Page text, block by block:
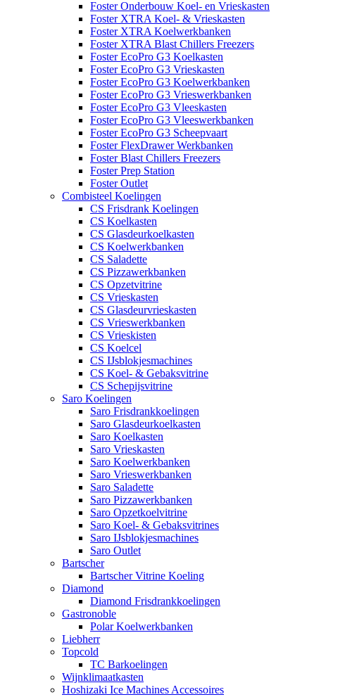
Foster Onderbouw Koel- en Vrieskasten
Foster XTRA Koel- & Vrieskasten
Foster XTRA Koelwerkbanken
Foster XTRA Blast Chillers Freezers
Foster EcoPro G3 Koelkasten
Foster EcoPro G3 Vrieskasten
Foster EcoPro G3 Koelwerkbanken
Foster EcoPro G3 Vrieswerkbanken
Foster EcoPro G3 Vleeskasten
Foster EcoPro G3 Vleeswerkbanken
Foster EcoPro G3 Scheepvaart
Foster FlexDrawer Werkbanken
Foster Blast Chillers Freezers
Foster Prep Station
Foster Outlet
Combisteel Koelingen
CS Frisdrank Koelingen
CS Koelkasten
CS Glasdeurkoelkasten
CS Koelwerkbanken
CS Saladette
CS Pizzawerkbanken
CS Opzetvitrine
CS Vrieskasten
CS Glasdeurvrieskasten
CS Vrieswerkbanken
CS Vrieskisten
CS Koelcel
CS IJsblokjesmachines
CS Koel- & Gebaksvitrine
CS Schepijsvitrine
Saro Koelingen
Saro Frisdrankkoelingen
Saro Glasdeurkoelkasten
Saro Koelkasten
Saro Vrieskasten
Saro Koelwerkbanken
Saro Vrieswerkbanken
Saro Saladette
Saro Pizzawerkbanken
Saro Opzetkoelvitrine
Saro Koel- & Gebaksvitrines
Saro IJsblokjesmachines
Saro Outlet
Bartscher
Bartscher Vitrine Koeling
Diamond
Diamond Frisdrankkoelingen
Gastronoble
Polar Koelwerkbanken
Liebherr
Topcold
TC Barkoelingen
Wijnklimaatkasten
Hoshizaki Ice Machines Accessoires